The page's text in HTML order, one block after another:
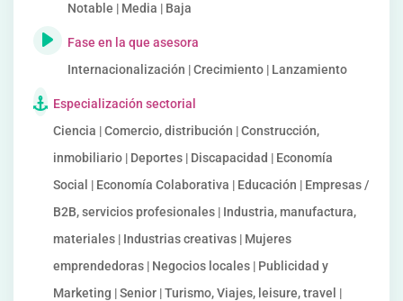
Notable | Media | Baja
Fase en la que asesora
Internacionalización | Crecimiento | Lanzamiento
Especialización sectorial
Ciencia | Comercio, distribución | Construcción,
inmobiliario | Deportes | Discapacidad | Economía
Social | Economía Colaborativa | Educación | Empresas /
B2B, servicios profesionales | Industria, manufactura,
materiales | Industrias creativas | Mujeres
emprendedoras | Negocios locales | Publicidad y
Marketing | Senior | Turismo, Viajes, leisure, travel |